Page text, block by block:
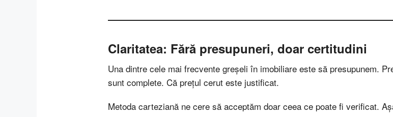
Claritatea: Fără presupuneri, doar certitudini
Una dintre cele mai frecvente greșeli în imobiliare este să presupunem.
sunt complete. Că prețul cerut este justificat.
Metoda carteziană ne cere să acceptăm doar ceea ce poate fi verificat.